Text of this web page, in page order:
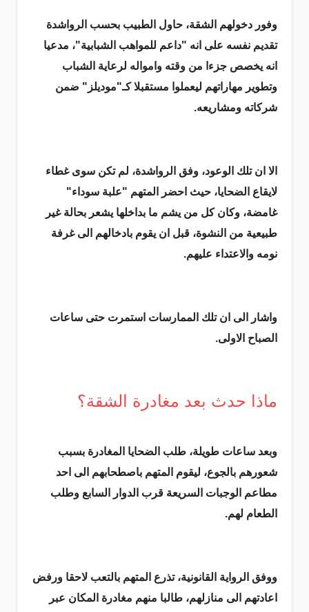
وفور دخولهم الشقة، حاول الطبيب بحسب الرواشدة
تقديم نفسه على انه "داعم للمواهب الشبابية"، مدعيا
انه يخصص جزءا من وقته وامواله لرعاية الشباب
وتطوير مهاراتهم ليعملوا مستقبلا كـ"موديلز" ضمن
شركاته ومشاريعه.
الا ان تلك الوعود، وفق الرواشدة، لم تكن سوى غطاء
لايقاع الضحايا، حيث احضر المتهم "علبة سوداء"
غامضة، وكان كل من يشم ما بداخلها يشعر بحالة غير
طبيعية من النشوة، قبل ان يقوم بادخالهم الى غرفة
نومه والاعتداء عليهم.
واشار الى ان تلك الممارسات استمرت حتى ساعات
الصباح الاولى.
ماذا حدث بعد مغادرة الشقة؟
وبعد ساعات طويلة، طلب الضحايا المغادرة بسبب
شعورهم بالجوع، ليقوم المتهم باصطحابهم الى احد
مطاعم الوجبات السريعة قرب الدوار السابع وطلب
الطعام لهم.
ووفق الرواية القانونية، تذرع المتهم بالتعب لاحقا ورفض
اعادتهم الى منازلهم، طالبا منهم مغادرة المكان عبر